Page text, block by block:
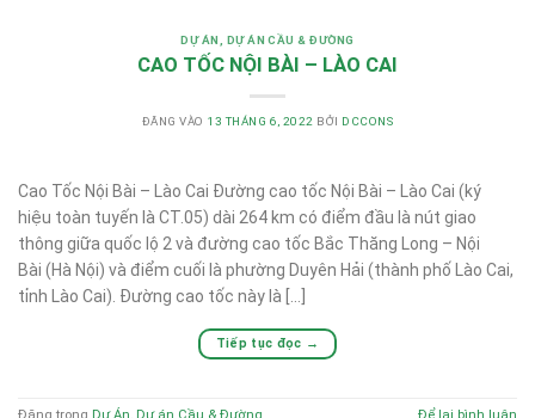
DỰ ÁN DỰ ÁN CẦU & ĐƯỜNG
CAO TỐC NỘI BÀI – LÀO CAI
ĐĂNG VÀO 13 THÁNG 6, 2022 BỞI DCCONS
Cao Tốc Nội Bài – Lào Cai Đường cao tốc Nội Bài – Lào Cai (ký
hiệu toàn tuyến là CT.05) dài 264 km có điểm đầu là nút giao
thông giữa quốc lộ 2 và đường cao tốc Bắc Thăng Long – Nội
Bài (Hà Nội) và điểm cuối là phường Duyên Hải (thành phố Lào Cai,
tỉnh Lào Cai). Đường cao tốc này là […]
Tiếp tục đọc →